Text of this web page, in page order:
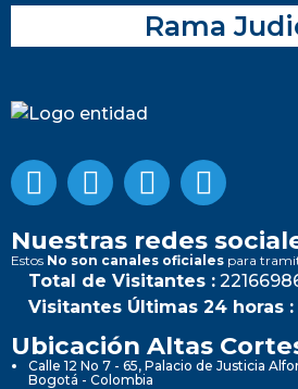
Rama
Nuestras redes
Estos No son canales oficiales para
Total de Visitantes :
Visitantes Últimas 24 horas :
Ubicación Altas
Calle 12 No 7 - 65, Palacio de Justicia
Bogotá - Colombia